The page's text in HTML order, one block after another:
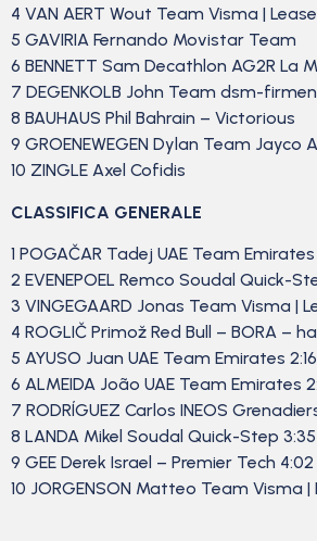
4 VAN AERT Wout Team Visma |
5 GAVIRIA Fernando Movistar Team
6 BENNETT Sam Decathlon AG2R La
7 DEGENKOLB John Team dsm-
8 BAUHAUS Phil Bahrain – Victorious
9 GROENEWEGEN Dylan Team Jayco
10 ZINGLE Axel Cofidis
CLASSIFICA GENERALE
1 POGAČAR Tadej UAE Team
2 EVENEPOEL Remco Soudal Quick-
3 VINGEGAARD Jonas Team Visma |
4 ROGLIČ Primož Red Bull – BORA –
5 AYUSO Juan UAE Team Emirates 2:16
6 ALMEIDA João UAE Team Emirates
7 RODRÍGUEZ Carlos INEOS
8 LANDA Mikel Soudal Quick-Step 3:35
9 GEE Derek Israel – Premier Tech 4:02
10 JORGENSON Matteo Team Visma |